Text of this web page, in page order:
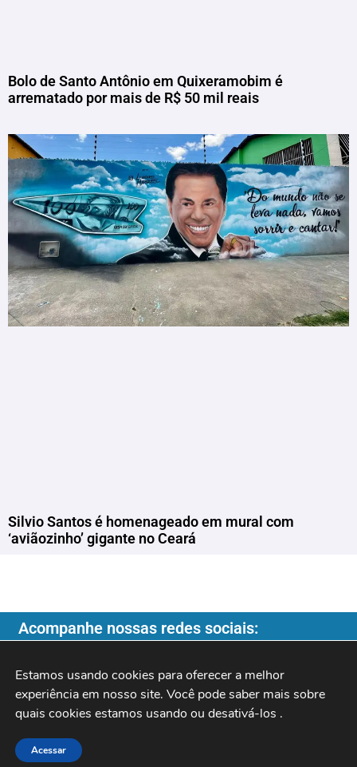
Bolo de Santo Antônio em Quixeramobim é
arrematado por mais de R$ 50 mil reais
Silvio Santos é homenageado em mural com
‘aviãozinho’ gigante no Ceará
Acompanhe nossas redes sociais:
Copyright ©️ 2026| Programa do Rochinha |
Estamos usando cookies para oferecer a melhor
experiência em nosso site. Você pode saber mais sobre
quais cookies estamos usando ou desativá-los .
Acessar